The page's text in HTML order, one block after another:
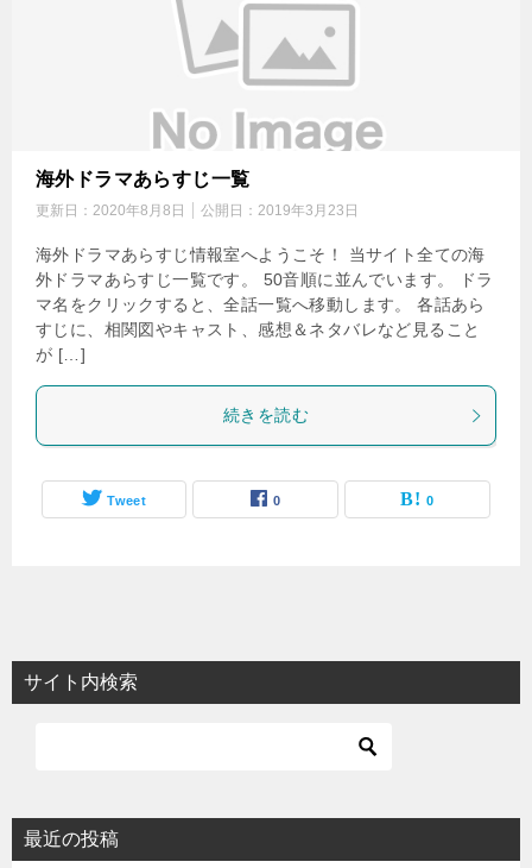
海外ドラマあらすじ一覧
更新日： 2020年8月8日 公開日： 2019年3月23日
海外ドラマあらすじ情報室へようこそ！ 当サイト全ての海
外ドラマあらすじ一覧です。 50音順に並んでいます。 ドラ
マ名をクリックすると、全話一覧へ移動します。 各話あら
すじに、相関図やキャスト、感想＆ネタバレなど見ること
が […]
続きを読む
Tweet 0 0
サイト内検索
最近の投稿